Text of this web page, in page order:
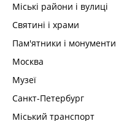
Міські райони і вулиці
Святині і храми
Пам'ятники і монументи
Москва
Музеї
Санкт-Петербург
Міський транспорт